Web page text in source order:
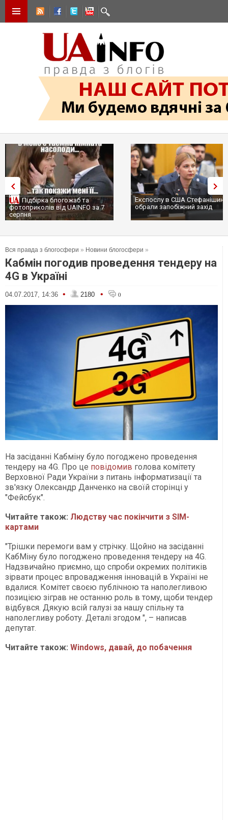
Підбірка блогожаб та
фотоприколів від UAINFO за 7
серпня
Експослу в США
обрали запобіжний захід
Вся правда з блогосфери » Новини блогосфери »
Кабмін погодив проведення тендеру на
4G в Україні
04.07.2017, 14:36 • 2180 • 0
На засіданні Кабміну було погоджено проведення
тендеру на 4G. Про це повідомив голова комітету
Верховної Ради України з питань інформатизації та
зв'язку Олександр Данченко на своїй сторінці у
"Фейсбук".
Читайте також: Людству час покінчити з SIM-
картами
"Трішки перемоги вам у стрічку. Щойно на засіданні
КабМіну було погоджено проведення тендеру на 4G.
Надзвичайно приємно, що спроби окремих політиків
зірвати процес впровадження інновацій в Україні не
вдалися. Комітет своєю публічною та наполегливою
позицією зіграв не останню роль в тому, щоби тендер
відбувся. Дякую всій галузі за нашу спільну та
наполегливу роботу. Деталі згодом ", – написав
депутат.
Читайте також: Windows, давай, до побачення